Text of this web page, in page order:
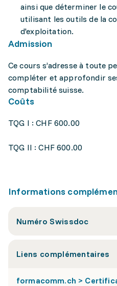
ainsi que déterminer le
utilisant les outils de la
d'exploitation.
Admission
Ce cours s’adresse à toute
compléter et approfondir
comptabilité suisse.
Coûts
TQG I : CHF 600.00
TQG II : CHF 600.00
Informations
Numéro Swissdoc
Liens complémentaires
formacomm.ch >